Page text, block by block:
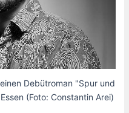
Debütroman "Spur und
(Foto: Constantin Arei)